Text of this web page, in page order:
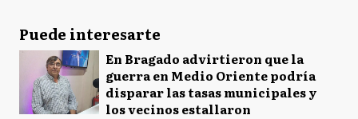
Puede interesarte
En Bragado advirtieron que la
guerra en Medio Oriente podría
disparar las tasas municipales y
los vecinos estallaron